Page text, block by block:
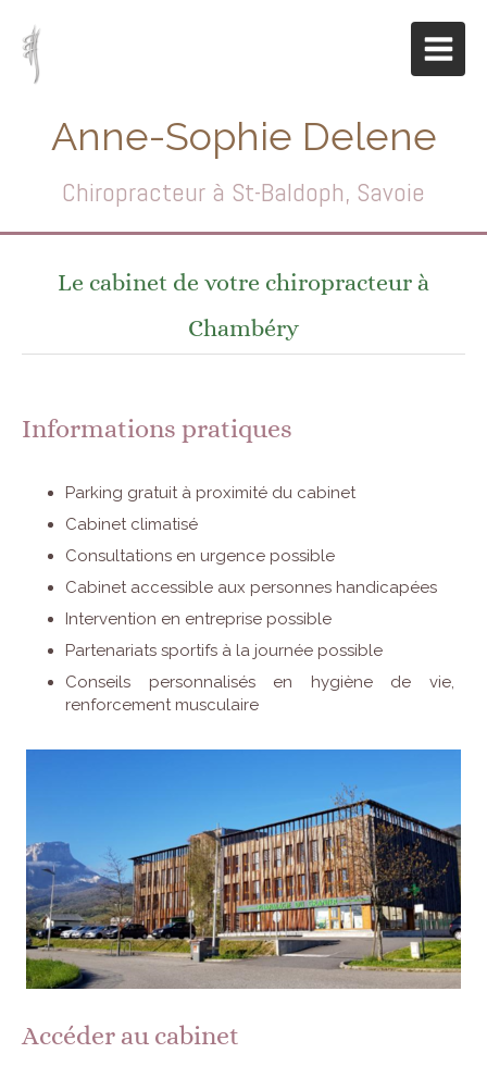
Anne-Sophie Delene
Chiropracteur à St-Baldoph, Savoie
Le cabinet de votre chiropracteur à
Chambéry
Informations pratiques
Parking gratuit à proximité du cabinet
Cabinet climatisé
Consultations en urgence possible
Cabinet accessible aux personnes handicapées
Intervention en entreprise possible
Partenariats sportifs à la journée possible
Conseils personnalisés en hygiène de vie,
renforcement musculaire
Accéder au cabinet